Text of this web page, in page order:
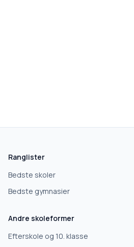
Hvad leder du efter?
Grundskole
10. klasse
Ranglister
Bedste skoler
Bedste gymnasier
Andre skoleformer
Efterskole og 10. klasse